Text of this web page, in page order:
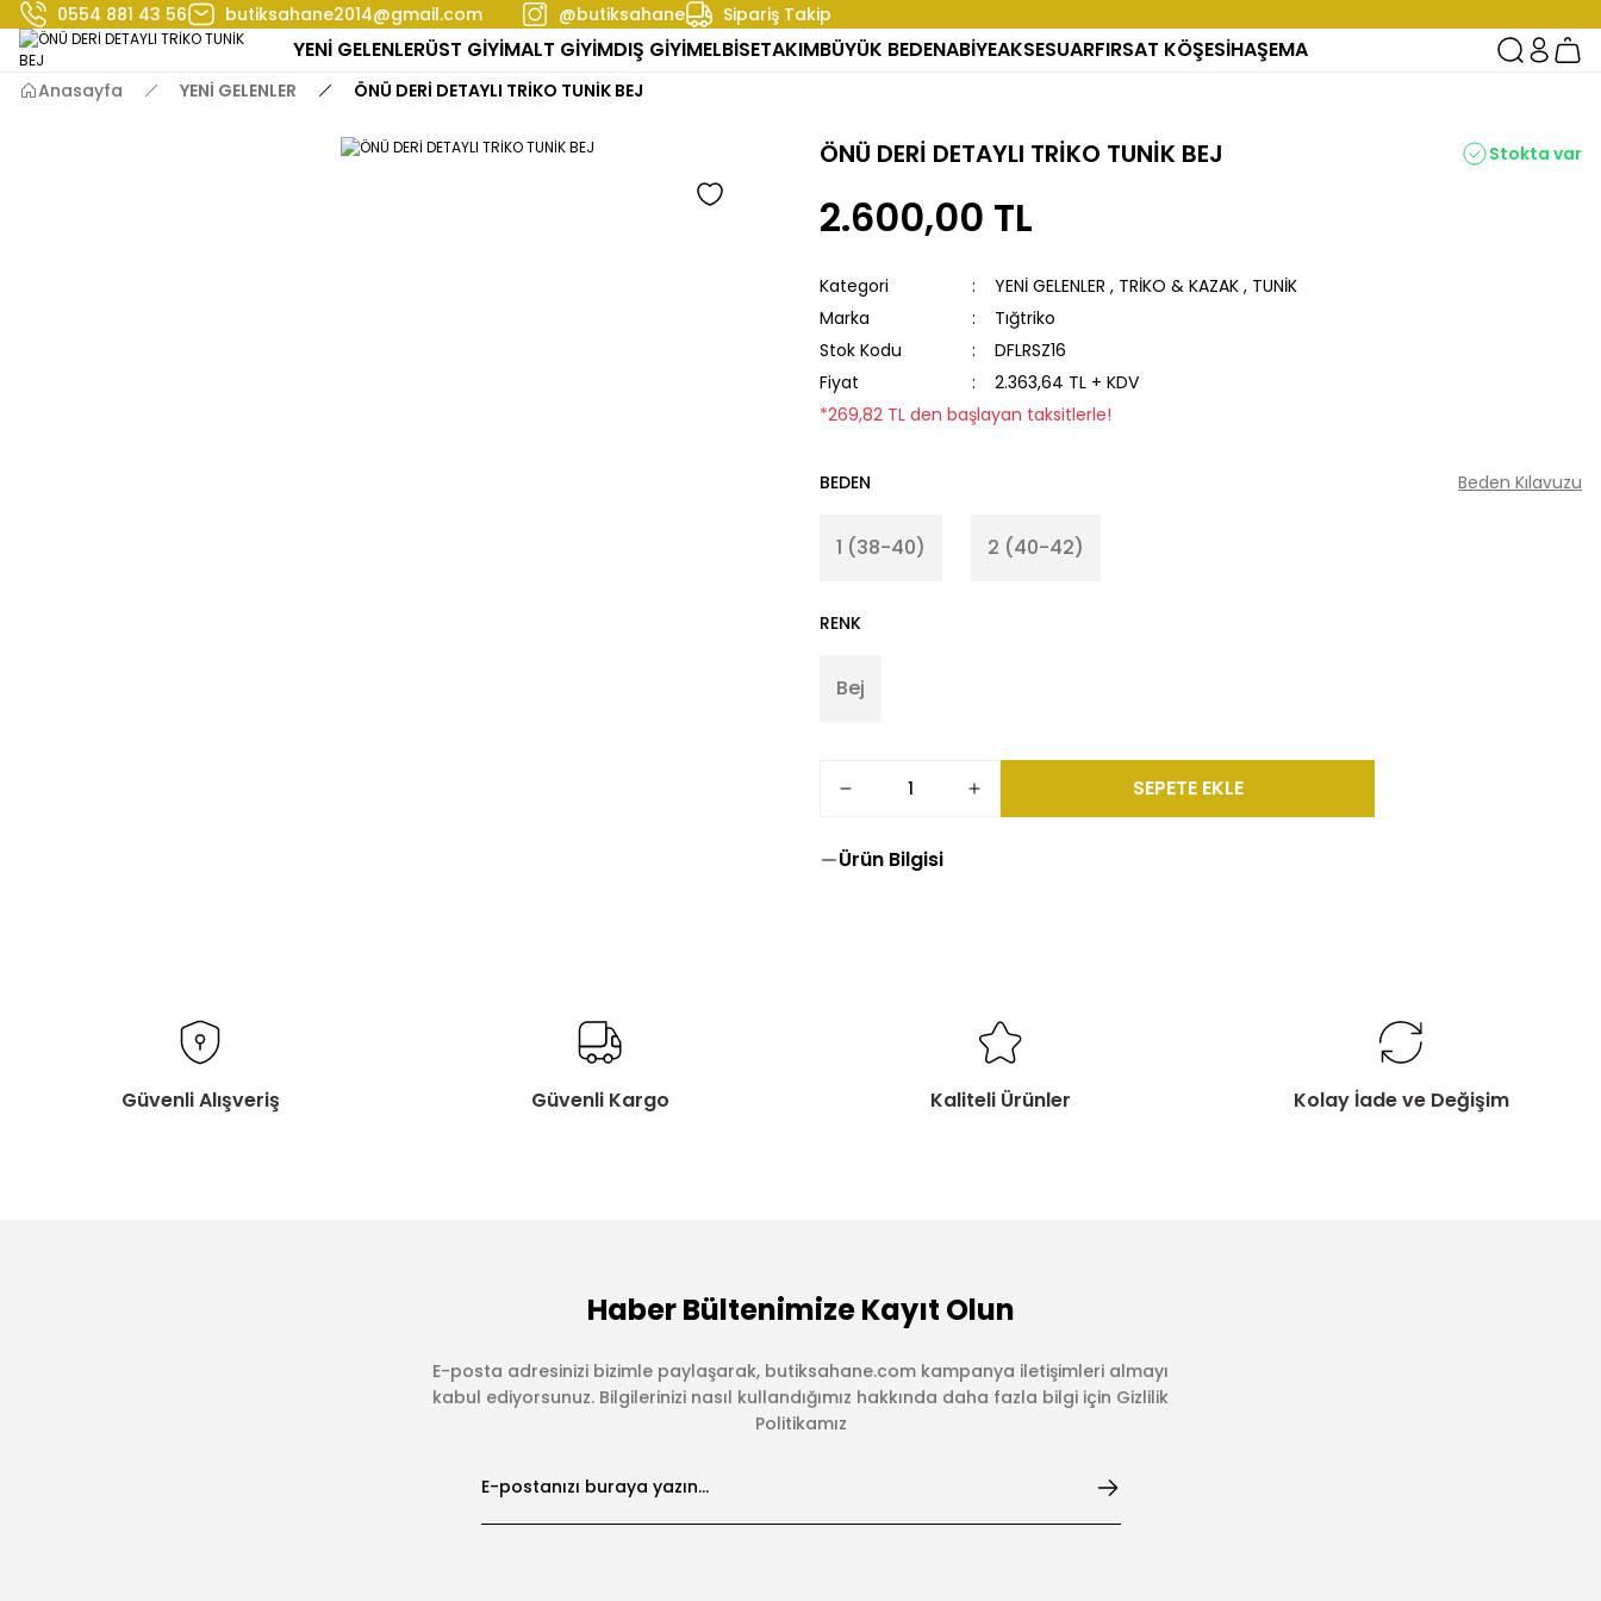
0554 881 43 56 butiksahane2014@gmail.com @butiksahane Sipariş Takip
YENİ GELENLERÜST GİYİMALT GİYİMDIŞ GİYİMELBİSETAKIMBÜYÜK BEDENABİYEAKSESUARFIRSAT KÖŞESİHAŞEMA
Anasayfa YENİ GELENLER ÖNÜ DERİ DETAYLI TRİKO TUNİK BEJ
ÖNÜ DERİ DETAYLI TRİKO TUNİK BEJ Stokta var
2.600,00 TL
Kategori YENİ GELENLER , TRİKO & KAZAK , TUNİK
Marka
Tığtriko
Stok Kodu
DFLRSZ16
Fiyat
2.363,64 TL + KDV
*269,82 TL den başlayan taksitlerle!
BEDEN
1 (38-40) 2 (40-42)
RENK
Bej
Beden Kılavuzu
SEPETE EKLE
Ürün Bilgisi
Güvenli Alışveriş Güvenli Kargo Kaliteli Ürünler Kolay İade ve Değişim
Haber Bültenimize Kayıt Olun
E-posta adresinizi bizimle paylaşarak, butiksahane.com kampanya iletişimleri almayı
kabul ediyorsunuz. Bilgilerinizi nasıl kullandığımız hakkında daha fazla bilgi için Gizlilik
Politikamız